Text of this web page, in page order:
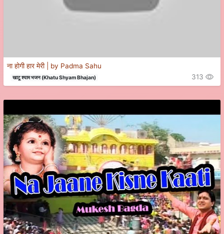
ना होगी हार मेरी | by Padma Sahu
खाटू श्याम भजन (Khatu Shyam Bhajan) 313